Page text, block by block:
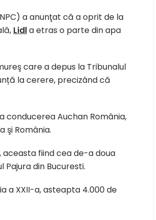
a anunţat că a oprit de la
Lidla etras o parte din apa
care a depus la Tribunalul
la cerere, precizând că
conducerea Auchan România,
şi România.
aceasta fiind cea de-a doua
din Bucuresti.
a XXII-a, asteapta 4.000 de